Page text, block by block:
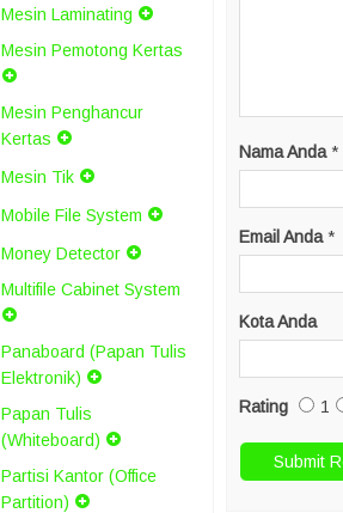
Mesin Laminating
Mesin Pemotong Kertas
Mesin Penghancur
Kertas
Mesin Tik
Mobile File System
Money Detector
Multifile Cabinet System
Panaboard (Papan Tulis
Elektronik)
Papan Tulis
(Whiteboard)
Partisi Kantor (Office
Partition)
Nama Anda *
Email Anda *
Kota Anda
Rating 1